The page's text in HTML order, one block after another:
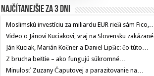
Najčítanejšie za 3 dni
Moslimskú investíciu za miliardu EUR rieši sám Fico,…
Video o Jánovi Kuciakovi, vraj na Slovensku zakázané
Ján Kuciak, Marián Kočner a Daniel Lipšic: čo túto…
Z brucha beštie – ako fungujú súkromné…
Minulosť Zuzany Čaputovej a parazitovanie na…